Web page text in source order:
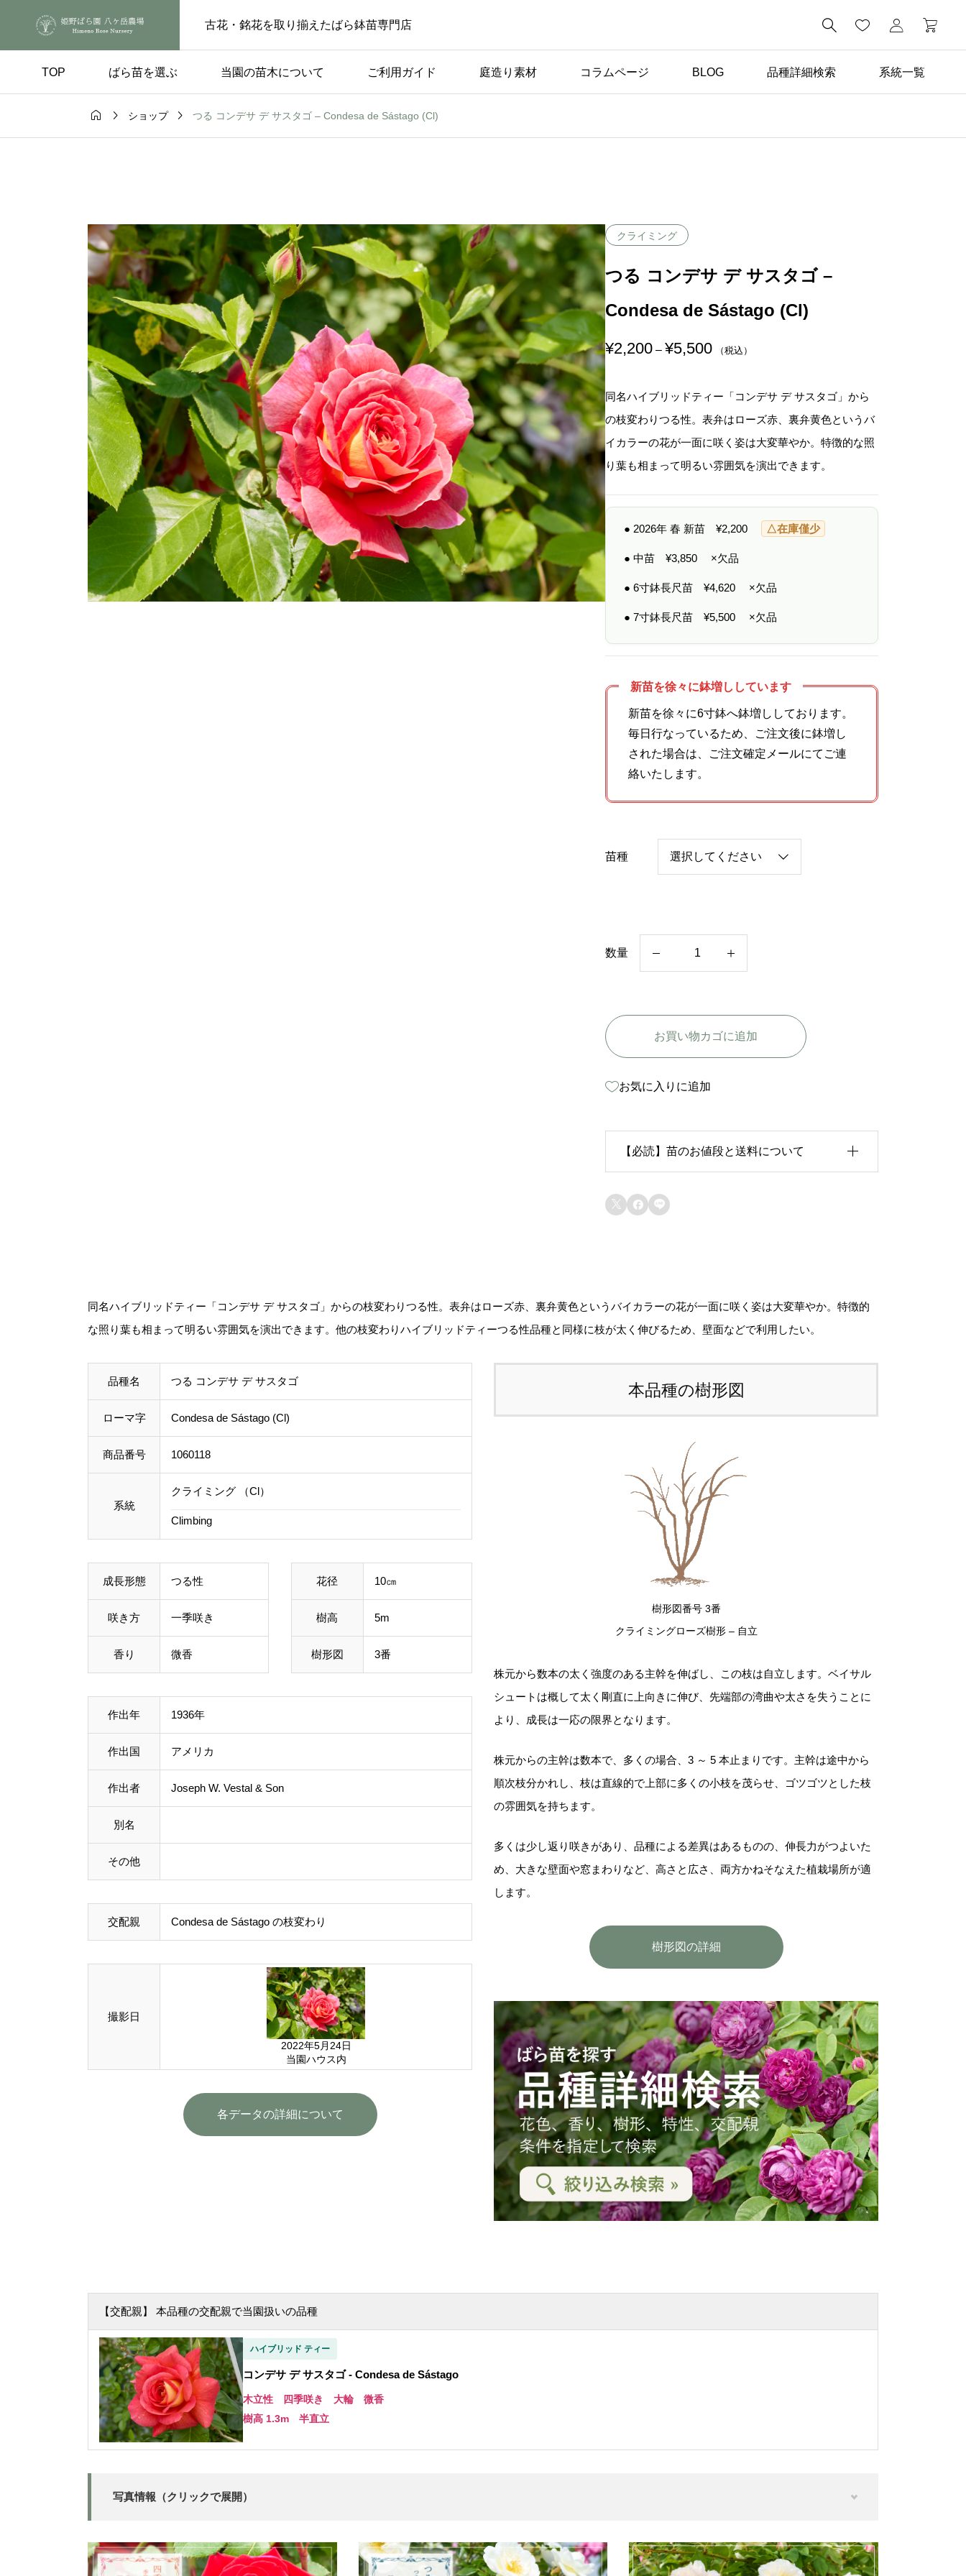
古花・銘花を取り揃えたばら鉢苗専門店 
TOP ばら苗を選ぶ 当園の苗木について ご利用ガイド 庭造り素材 コラムページ BLOG 品種詳細検索 系統一覧
れ 品種の選び方 ばら苗の手入れ ばら苗の手入れ
  ショップ  つる コンデサ デ サスタゴ – Condesa de Sástago (Cl)
クライミング
つる コンデサ デ サスタゴ –
Condesa de Sástago (Cl)
¥2,200 – ¥5,500価
格
,
2
0
0
–
¥
,
5
0
（税込）
同名ハイブリッドティー「コンデサ デ サスタゴ」から
の枝変わりつる性。表弁はローズ赤、裏弁黄色というバ
イカラーの花が一面に咲く姿は大変華やか。特徴的な照
り葉も相まって明るい雰囲気を演出できます。
● 2026年 春 新苗 ¥2,200 △在庫僅少
● 中苗 ¥3,850 ×欠品
● 6寸鉢長尺苗 ¥4,620 ×欠品
● 7寸鉢長尺苗 ¥5,500 ×欠品
新苗を徐々に鉢増ししています
新苗を徐々に6寸鉢へ鉢増ししております。
毎日行なっているため、ご注文後に鉢増し
された場合は、ご注文確定メールにてご連
絡いたします。
苗種
数量
る
ン
デ
サ
デ
ス
タ
ゴ
e
s
d
a
g
o
(
C
l
個
お買い物カゴに追加
お気に入りに追加
【必読】苗のお値段と送料について
生育状況が各苗、また季節ごとに異なるため、
態、生育状況、本数などによって大きく変動す
るため、カート上では未記載となっておりま
ご注文後にお送りする「ご注文確定メール」に
て、送料を含めて調整した金額をお知らせいた
します。送料等に不都合ございましたら、メー
ル到着後にキャンセルを承っております。
事前のお見積もりがご希望の場合は「お問い合
わせフォーム」よりご連絡をお願いいたしま
  
同名ハイブリッドティー「コンデサ デ サスタゴ」からの枝変わりつる性。表弁はローズ赤、裏弁黄色というバイカラーの花が一面に咲く姿は大変華やか。特徴的
な照り葉も相まって明るい雰囲気を演出できます。他の枝変わりハイブリッドティーつる性品種と同様に枝が太く伸びるため、壁面などで利用したい。
品種名 つる コンデサ デ サスタゴ
ローマ字 Condesa de Sástago (Cl)
商品番号 1060118
系統
クライミング （Cl）
Climbing
成長形態 つる性
咲き方 一季咲き
香り 微香
花径 10㎝
樹高 5m
樹形図 3番
作出年 1936年
作出国 アメリカ
作出者 Joseph W. Vestal & Son
別名
その他
交配親 Condesa de Sástago の枝変わり
撮影日
2022年5月24日
当園ハウス内
各データの詳細について
本品種の樹形図
樹形図番号 3番
クライミングローズ樹形 – 自立
株元から数本の太く強度のある主幹を伸ばし、この枝は自立します。ベイサル
シュートは概して太く剛直に上向きに伸び、先端部の湾曲や太さを失うことに
より、成長は一応の限界となります。
株元からの主幹は数本で、多くの場合、3 ～ 5 本止まりです。主幹は途中から
順次枝分かれし、枝は直線的で上部に多くの小枝を茂らせ、ゴツゴツとした枝
の雰囲気を持ちます。
多くは少し返り咲きがあり、品種による差異はあるものの、伸長力がつよいた
め、大きな壁面や窓まわりなど、高さと広さ、両方かねそなえた植栽場所が適
します。
樹形図の詳細
【交配親】 本品種の交配親で当園扱いの品種
ハイブリッド ティー
コンデサ デ サスタゴ - Condesa de Sástago
木立性 四季咲き 大輪 微香
樹高 1.3m 半直立
写真情報（クリックで展開）